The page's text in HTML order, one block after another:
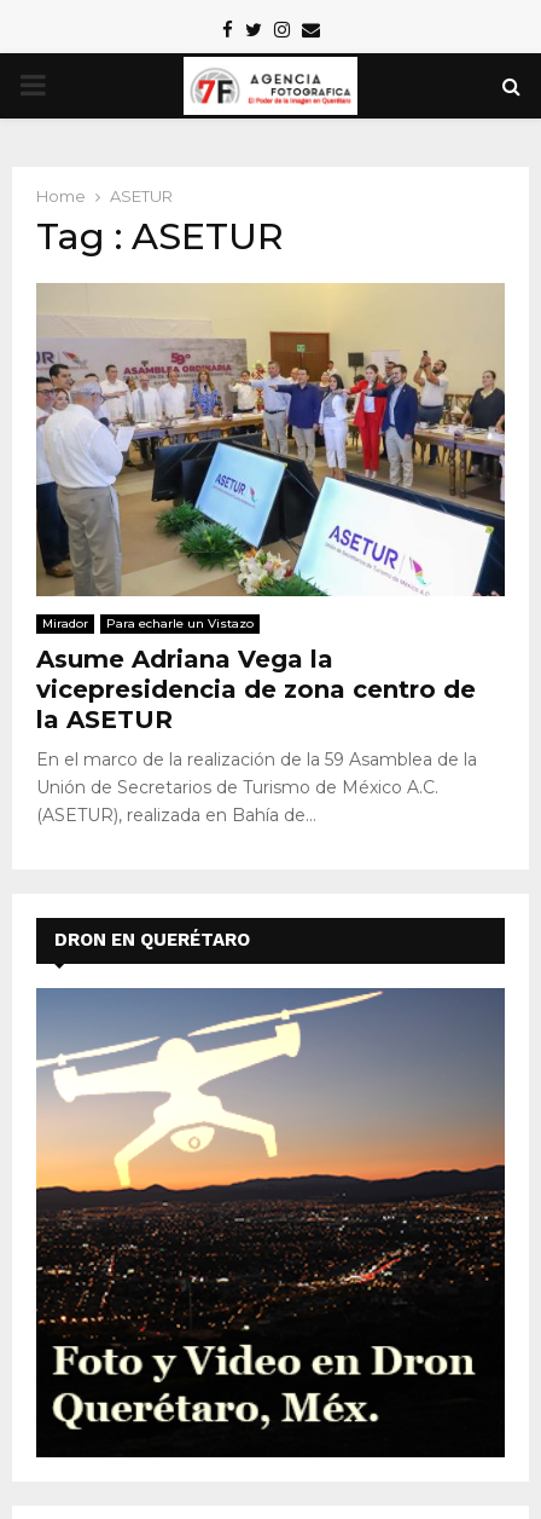
Facebook
TwitterInstagram
Email
PRIMARY
Home ASETUR
Tag : ASETUR
Mirador Para echarle un Vistazo
Asume Adriana Vega la
vicepresidencia de zona centro de
la ASETUR
En el marco de la realización de la 59 Asamblea de la
Unión de Secretarios de Turismo de México A.C.
(ASETUR), realizada en Bahía de...
DRON EN QUERÉTARO